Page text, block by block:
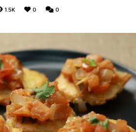
1.5K 0 0